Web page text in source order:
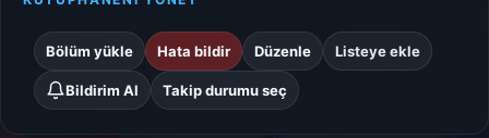
Bölüm yükle Hata bildir Düzenle Listeye ekle
Bildirim Al Takip durumu seç